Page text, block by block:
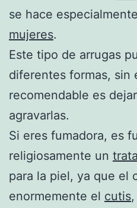
se hace
mujeres.
Este tipo de arrugas
diferentes formas, sin
recomendable es
agravarlas.
Si eres fumadora, es
religiosamente un
para la piel, ya que el
enormemente el cutis